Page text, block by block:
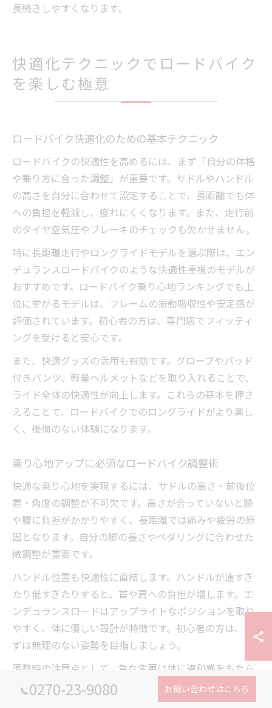
長続きしやすくなります。
快適化テクニックでロードバイク
を楽しむ極意
ロードバイク快適化のための基本テクニック
ロードバイクの快適性を高めるには、まず「自分の体格
や乗り方に合った調整」が重要です。サドルやハンドル
の高さを自分に合わせて設定することで、長距離でも体
への負担を軽減し、疲れにくくなります。また、走行前
のタイヤ空気圧やブレーキのチェックも欠かせません。
特に長距離走行やロングライドモデルを選ぶ際は、エン
デュランスロードバイクのような快適性重視のモデルが
おすすめです。ロードバイク乗り心地ランキングでも上
位に挙がるモデルは、フレームの振動吸収性や安定感が
評価されています。初心者の方は、専門店でフィッティ
ングを受けると安心です。
また、快適グッズの活用も有効です。グローブやパッド
付きパンツ、軽量ヘルメットなどを取り入れることで、
ライド全体の快適性が向上します。これらの基本を押さ
えることで、ロードバイクでのロングライドがより楽し
く、後悔のない体験になります。
乗り心地アップに必須なロードバイク調整術
快適な乗り心地を実現するには、サドルの高さ・前後位
置・角度の調整が不可欠です。高さが合っていないと膝
や腰に負担がかかりやすく、長距離では痛みや疲労の原
因となります。自分の脚の長さやペダリングに合わせた
微調整が重要です。
ハンドル位置も快適性に直結します。ハンドルが遠すぎ
たり低すぎたりすると、首や肩への負担が増します。エ
ンデュランスロードはアップライトなポジションを取り
やすく、体に優しい設計が特徴です。初心者の方は、ま
ずは無理のない姿勢を目指しましょう。
調整時の注意点として、急な変更は体に違和感をもたら
すことがあります。少しずつ調整しながら、実際に走行
して感覚を確かめることが大切です。自分に合ったポジ
0270-23-9080 お問い合わせはこちら